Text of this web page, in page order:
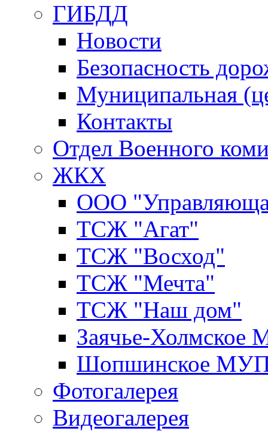
ГИБДД
Новости
Безопасность
Муниципальная
Контакты
Отдел Военного
ЖКХ
ООО
ТСЖ "Агат"
ТСЖ "Восход"
ТСЖ "Мечта"
ТСЖ "Наш дом"
Заячье-
Шопшинское
Фотогалерея
Видеогалерея